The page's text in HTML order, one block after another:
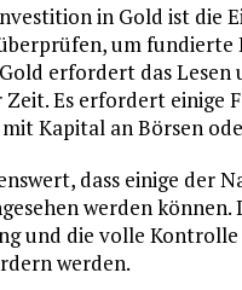
in Gold ist die
um fundierte
erfordert das Lesen
Es erfordert einige
Kapital an Börsen
dass einige der
werden
und die volle
werden.